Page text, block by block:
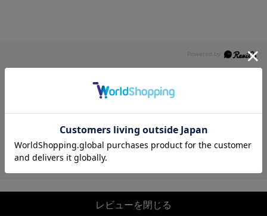
5.0
レビュー件数：2件
レビューを閉じる